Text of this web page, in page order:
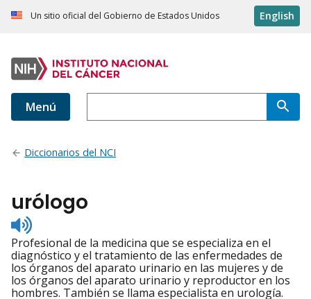
Un sitio oficial del Gobierno de Estados Unidos English
Menú
Diccionarios del NCI
urólogo
Listen
to
pronunciation
Profesional de la medicina que se especializa en el
diagnóstico y el tratamiento de las enfermedades de
los órganos del aparato urinario en las mujeres y de
los órganos del aparato urinario y reproductor en los
hombres. También se llama especialista en urología.